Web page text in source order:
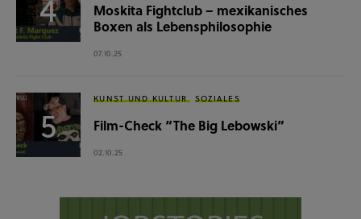
Moskita Fightclub – mexikanisches
Boxen als Lebensphilosophie
07.10.25
KUNST UND KULTUR SOZIALES
Film-Check “The Big Lebowski”
02.10.25